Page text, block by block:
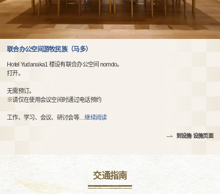
联合办公空间游牧民族（马多）
Hotel Yudanaka1 楼设有联合办公空间 nomdo。
打开。
无需预订。
※请仅在使用会议空间时通过电话预约
工作、学习、会议、研讨会等…继续阅读
到设施·设施页面
交通指南